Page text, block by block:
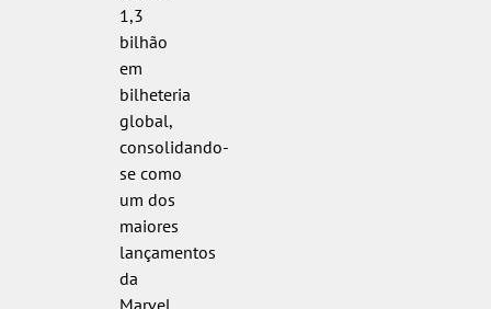
1,3
bilhão
em
bilheteria
global,
consolidando-
se como
um dos
maiores
lançamentos
da
Marvel